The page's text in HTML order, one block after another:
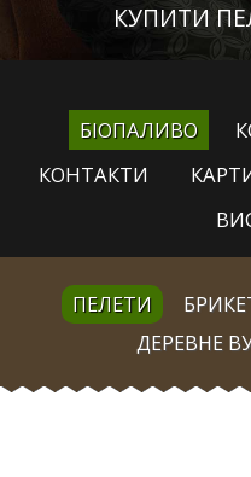
КУПИТИ
БІОПАЛИВО
КОНТАКТИ
ПЕЛЕТИ
ДЕРЕВНЕ